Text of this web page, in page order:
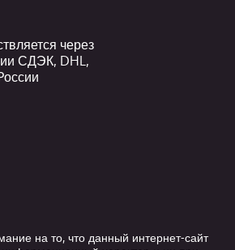
через
СДЭК, DHL,
на то, что данный интернет-сайт